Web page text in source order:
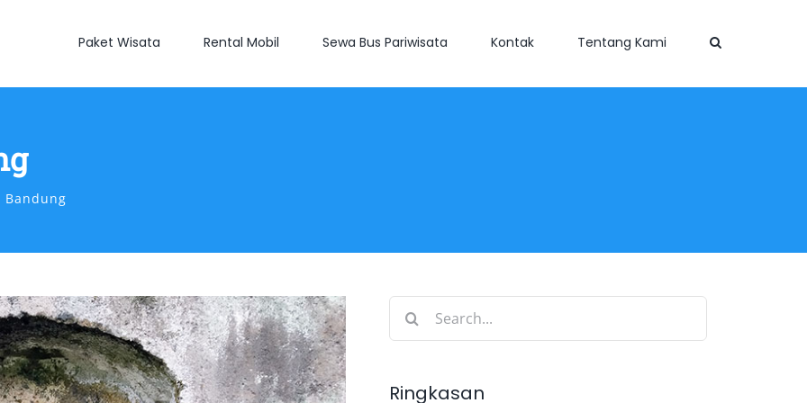
Paket Wisata Rental Mobil Sewa Bus Pariwisata Kontak Tentang Kami
Bandung
Search
Ringkasan